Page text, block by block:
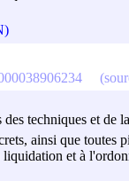
techniques et de
ainsi que toutes
et à